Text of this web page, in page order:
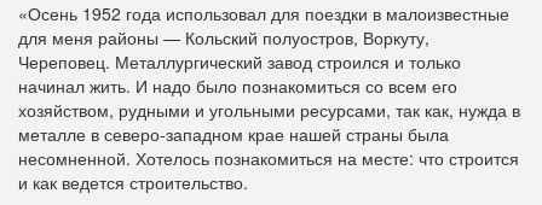
«Осень 1952 года использовал для поездки в малоизвестные
для меня районы — Кольский полуостров, Воркуту,
Череповец. Металлургический завод строился и только
начинал жить. И надо было познакомиться со всем его
хозяйством, рудными и угольными ресурсами, так как, нужда в
металле в северо-западном крае нашей страны была
несомненной. Хотелось познакомиться на месте: что строится
и как ведется строительство.